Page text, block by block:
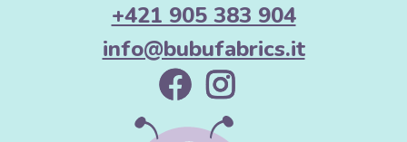
+421 905 383 904
info@bubufabrics.it